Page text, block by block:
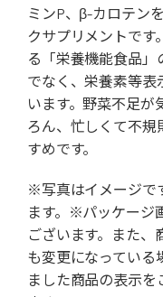
ミンP、β-カロテン
クサプリメントです
る「栄養機能食品
でなく、栄養素等表
います。野菜不足が
ろん、忙しくて不規
すめです。
※写真はイメージで
ます。※パッケージ
ございます。また、
も変更になっている
ました商品の表示